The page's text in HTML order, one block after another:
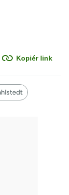
Kopiér link